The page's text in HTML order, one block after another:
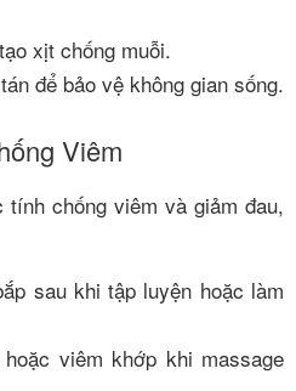
xịt chống muỗi.
để bảo vệ không gian sống.
Viêm
chống viêm và giảm đau,
sau khi tập luyện hoặc làm
viêm khớp khi massage